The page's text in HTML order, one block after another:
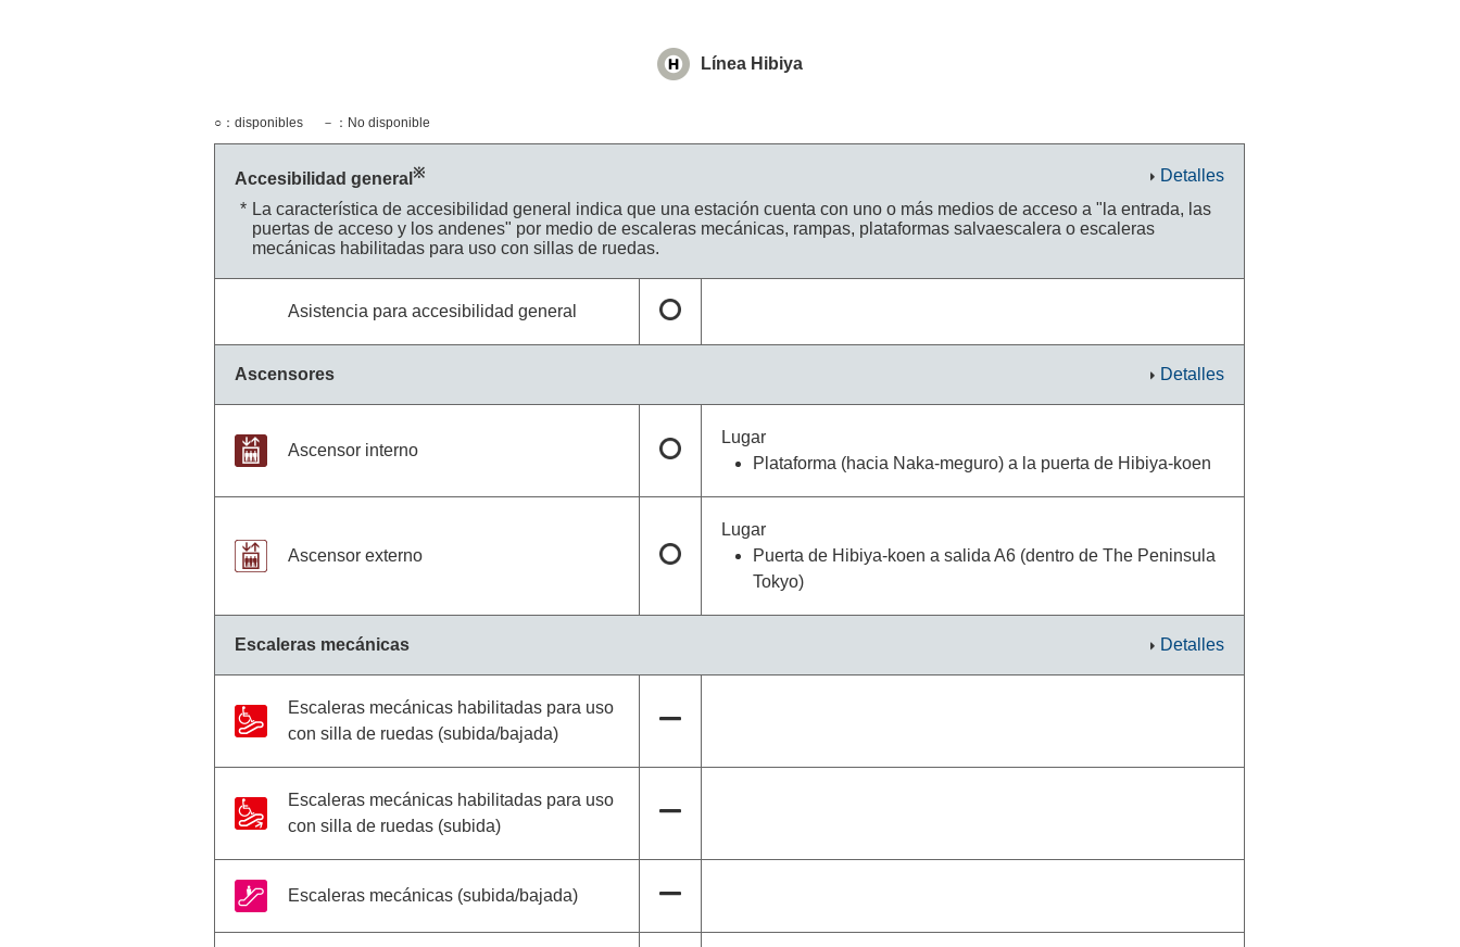
Línea Hibiya
○：disponibles －：No disponible
Accesibilidad general※
Detalles
La característica de accesibilidad general indica que una estación cuenta con uno o más medios de acceso a "la entrada, las
puertas de acceso y los andenes" por medio de escaleras mecánicas, rampas, plataformas salvaescalera o escaleras
mecánicas habilitadas para uso con sillas de ruedas.
Asistencia para accesibilidad general
Ascensores Detalles
Ascensor interno
Lugar
Plataforma (hacia Naka-meguro) a la puerta de Hibiya-koen
Ascensor externo
Lugar
Puerta de Hibiya-koen a salida A6 (dentro de The Peninsula
Tokyo)
Escaleras mecánicas Detalles
Escaleras mecánicas habilitadas para uso
con silla de ruedas (subida/bajada)
Escaleras mecánicas habilitadas para uso
con silla de ruedas (subida)
Escaleras mecánicas (subida/bajada)